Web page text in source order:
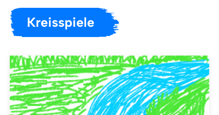
Kreisspiele